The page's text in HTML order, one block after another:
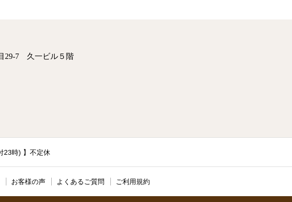
29-7 久一ビル５階
23時) 】不定休
お客様の声 よくあるご質問 ご利用規約